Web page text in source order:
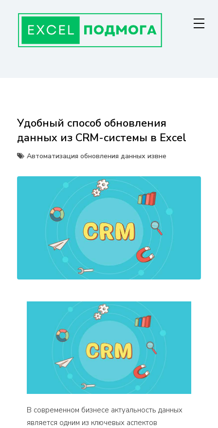
содержанию
Удобный способ обновления
данных из CRM-системы в Excel
Автоматизация обновления данных извне
В современном бизнесе актуальность данных
является одним из ключевых аспектов